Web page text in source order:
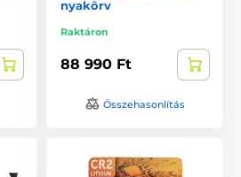
nyakörv
Raktáron
88 990 Ft
Összehasonlítás